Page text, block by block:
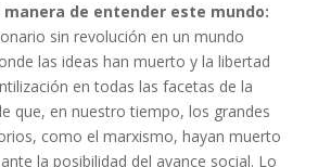
de entender este mundo:
sin revolución en un mundo
las ideas han muerto y la libertad
en todas las facetas de la
que, en nuestro tiempo, los grandes
como el marxismo, hayan muerto
la posibilidad del avance social. Lo